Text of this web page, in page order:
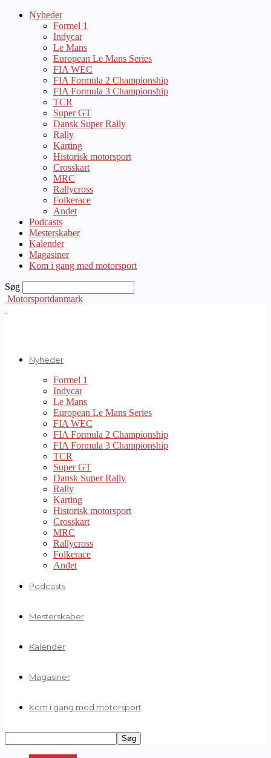
Nyheder
Formel 1
Indycar
Le Mans
European Le Mans Series
FIA WEC
FIA Formula 2 Championship
FIA Formula 3 Championship
TCR
Super GT
Dansk Super Rally
Rally
Karting
Historisk motorsport
Crosskart
MRC
Rallycross
Folkerace
Andet
Podcasts
Mesterskaber
Kalender
Magasiner
Kom i gang med motorsport
Søg
Motorsportdanmark
Nyheder
Formel 1
Indycar
Le Mans
European Le Mans Series
FIA WEC
FIA Formula 2 Championship
FIA Formula 3 Championship
TCR
Super GT
Dansk Super Rally
Rally
Karting
Historisk motorsport
Crosskart
MRC
Rallycross
Folkerace
Andet
Podcasts
Mesterskaber
Kalender
Magasiner
Kom i gang med motorsport